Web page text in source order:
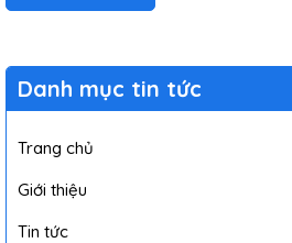
Danh mục tin tức
Trang chủ
Giới thiệu
Tin tức